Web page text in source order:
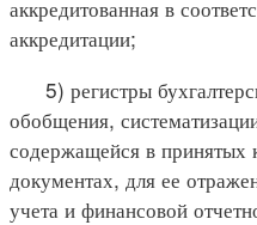
аккредитованная в
аккредитации;
5) регистры
обобщения,
содержащейся в принятых
документах, для ее
учета и финансовой